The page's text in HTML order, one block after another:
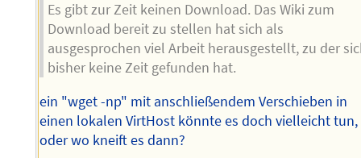
Es gibt zur Zeit keinen Download. Das Wiki zum
Download bereit zu stellen hat sich als
ausgesprochen viel Arbeit herausgestellt, zu der
bisher keine Zeit gefunden hat.
ein "wget -np" mit anschließendem Verschieben in
einen lokalen VirtHost könnte es doch vielleicht tun,
oder wo kneift es dann?